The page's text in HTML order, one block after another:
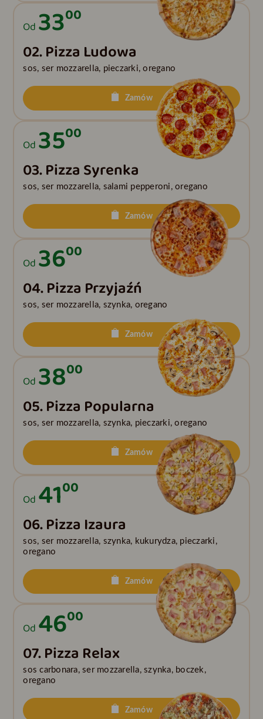
Od 3300
02. Pizza Ludowa
sos, ser mozzarella, pieczarki, oregano
Zamów
Od 3500
03. Pizza Syrenka
sos, ser mozzarella, salami pepperoni, oregano
Zamów
Od 3600
04. Pizza Przyjaźń
sos, ser mozzarella, szynka, oregano
Zamów
Od 3800
05. Pizza Popularna
sos, ser mozzarella, szynka, pieczarki, oregano
Zamów
Od 4100
06. Pizza Izaura
sos, ser mozzarella, szynka, kukurydza, pieczarki,
oregano
Zamów
Od 4600
07. Pizza Relax
sos carbonara, ser mozzarella, szynka, boczek,
oregano
Zamów